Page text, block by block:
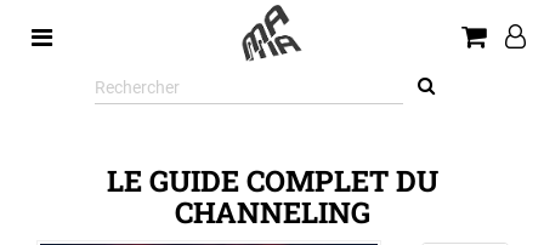
Rechercher
sur
LE GUIDE COMPLET DU
CHANNELING